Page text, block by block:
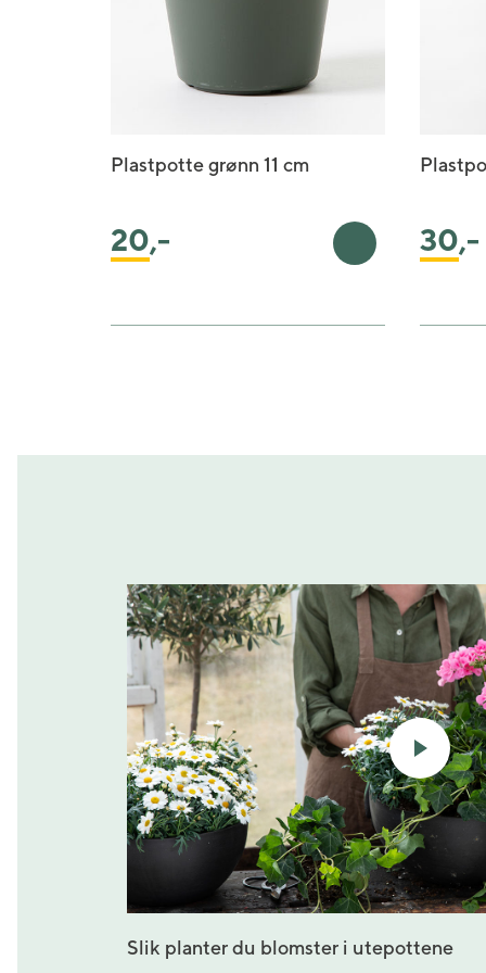
Plastpotte grønn 11 cm
20,- Legg i 30,-
Slik planter du blomster i utepottene